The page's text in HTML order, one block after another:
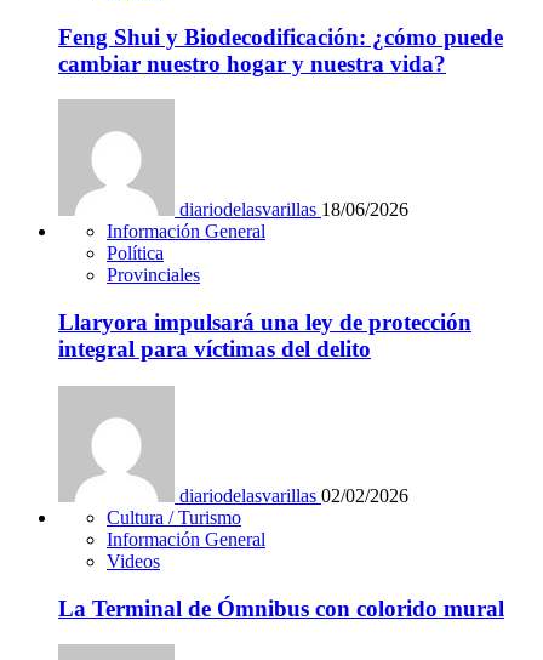
Feng Shui y Biodecodificación: ¿cómo puede
cambiar nuestro hogar y nuestra vida?
diariodelasvarillas 18/06/2026
Información General
Política
Provinciales
Llaryora impulsará una ley de protección
integral para víctimas del delito
diariodelasvarillas 02/02/2026
Cultura / Turismo
Información General
Videos
La Terminal de Ómnibus con colorido mural